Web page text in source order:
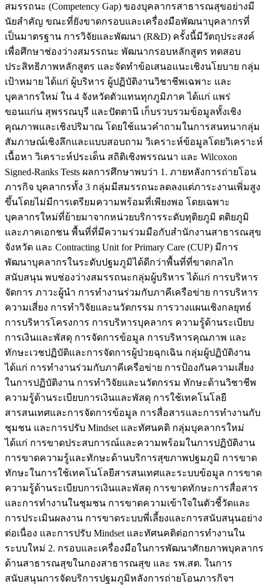
สมรรถนะ (Competency Gap) ของบุคลากรสาธารณสุขอย่างมี
นัยสำคัญ ขณะที่ยังขาดกรอบและเครื่องมือพัฒนาบุคลากรที่
เป็นมาตรฐาน การวิจัยและพัฒนา (R&D) ครั้งนี้มีวัตถุประสงค์
เพื่อศึกษาช่องว่างสมรรถนะ พัฒนากรอบหลักสูตร ทดสอบ
ประสิทธิภาพหลักสูตร และจัดทำข้อเสนอแนะเชิงนโยบาย กลุ่ม
เป้าหมาย ได้แก่ ผู้บริหาร ผู้ปฏิบัติงานวิชาชีพเฉพาะ และ
บุคลากรใหม่ ใน 4 จังหวัดตัวแทนทุกภูมิภาค ได้แก่ แพร่
ขอนแก่น สุพรรณบุรี และปัตตานี เก็บรวบรวมข้อมูลทั้งเชิง
คุณภาพและเชิงปริมาณ โดยใช้แนวคำถามในการสนทนากลุ่ม
สัมภาษณ์เชิงลึกและแบบสอบถาม วิเคราะห์ข้อมูลโดยวิเคราะห์
เนื้อหา วิเคราะห์ประเด็น สถิติเชิงพรรณนา และ Wilcoxon
Signed-Ranks Tests ผลการศึกษาพบว่า 1. ภายหลังการถ่ายโอน
ภารกิจ บุคลากรทั้ง 3 กลุ่มมีสมรรถนะลดลงแต่ภาระงานเพิ่มสูง
ขึ้นโดยไม่มีการเตรียมความพร้อมที่เพียงพอ โดยเฉพาะ
บุคลากรใหม่ที่ย้ายมาจากหน่วยบริการระดับทุติยภูมิ ตติยภูมิ
และภาคเอกชน พื้นที่ที่มีความร่วมมือกับสำนักงานสาธารณสุข
จังหวัด และ Contracting Unit for Primary Care (CUP) มีการ
พัฒนาบุคลากรในระดับปฐมภูมิได้ดีกว่าพื้นที่ที่ขาดกลไก
สนับสนุน พบช่องว่างสมรรถนะกลุ่มผู้บริหาร ได้แก่ การบริหาร
จัดการ ภาวะผู้นำ การทำงานร่วมกับภาคีเครือข่าย การบริหาร
ความเสี่ยง การทำวิจัยและนวัตกรรม การวางแผนเชิงกลยุทธ์
การบริหารโครงการ การบริหารบุคลากร ความรู้ด้านระเบียบ
การเงินและพัสดุ การจัดการข้อมูล การบริหารคุณภาพ และ
ทักษะเวชปฏิบัติและการจัดการผู้ป่วยฉุกเฉิน กลุ่มผู้ปฏิบัติงาน
ได้แก่ การทำงานร่วมกับภาคีเครือข่าย การป้องกันความเสี่ยง
ในการปฏิบัติงาน การทำวิจัยและนวัตกรรม ทักษะด้านวิชาชีพ
ความรู้ด้านระเบียบการเงินและพัสดุ การใช้เทคโนโลยี
สารสนเทศและการจัดการข้อมูล การสื่อสารและการทำงานกับ
ชุมชน และการปรับ Mindset และทัศนคติ กลุ่มบุคลากรใหม่
ได้แก่ การขาดประสบการณ์และความพร้อมในการปฏิบัติงาน
การขาดความรู้และทักษะด้านบริการสุขภาพปฐมภูมิ การขาด
ทักษะในการใช้เทคโนโลยีสารสนเทศและระบบข้อมูล การขาด
ความรู้ด้านระเบียบการเงินและพัสดุ การขาดทักษะการสื่อสาร
และการทำงานในชุมชน การขาดความเข้าใจในตัวชี้วัดและ
การประเมินผลงาน การขาดระบบพี่เลี้ยงและการสนับสนุนอย่าง
ต่อเนื่อง และการปรับ Mindset และทัศนคติต่อการทำงานใน
ระบบใหม่ 2. กรอบและเครื่องมือในการพัฒนาศักยภาพบุคลากร
ด้านสาธารณสุขในกองสาธารณสุข และ รพ.สต. ในการ
สนับสนุนการจัดบริการปฐมภูมิหลังการถ่ายโอนภารกิจฯ